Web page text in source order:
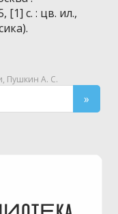
[1] с. : цв. ил.,
, Пушкин А. С.